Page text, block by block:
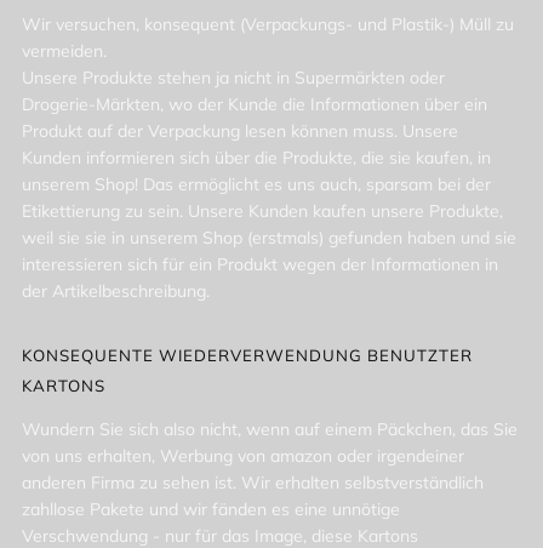
Wir versuchen, konsequent (Verpackungs- und Plastik-) Müll zu
vermeiden.
Unsere Produkte stehen ja nicht in Supermärkten oder
Drogerie-Märkten, wo der Kunde die Informationen über ein
Produkt auf der Verpackung lesen können muss. Unsere
Kunden informieren sich über die Produkte, die sie kaufen, in
unserem Shop! Das ermöglicht es uns auch, sparsam bei der
Etikettierung zu sein. Unsere Kunden kaufen unsere Produkte,
weil sie sie in unserem Shop (erstmals) gefunden haben und sie
interessieren sich für ein Produkt wegen der Informationen in
der Artikelbeschreibung.
KONSEQUENTE WIEDERVERWENDUNG BENUTZTER
KARTONS
Wundern Sie sich also nicht, wenn auf einem Päckchen, das Sie
von uns erhalten, Werbung von amazon oder irgendeiner
anderen Firma zu sehen ist. Wir erhalten selbstverständlich
zahllose Pakete und wir fänden es eine unnötige
Verschwendung - nur für das Image, diese Kartons